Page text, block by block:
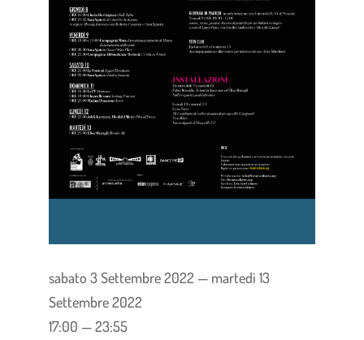
sabato 3 Settembre 2022 — martedì 13
Settembre 2022
17:00 — 23:55